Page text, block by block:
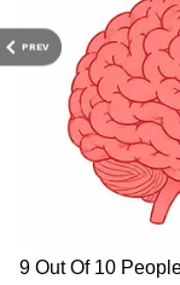
PREV